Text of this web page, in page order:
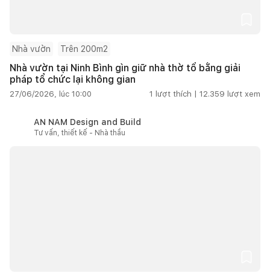
Nhà vườn Trên 200m2
Nhà vườn tại Ninh Bình gìn giữ nhà thờ tổ bằng giải
pháp tổ chức lại không gian
27/06/2026, lúc 10:00 1 lượt thích | 12.359 lượt xem
AN NAM Design and Build
Tư vấn, thiết kế - Nhà thầu